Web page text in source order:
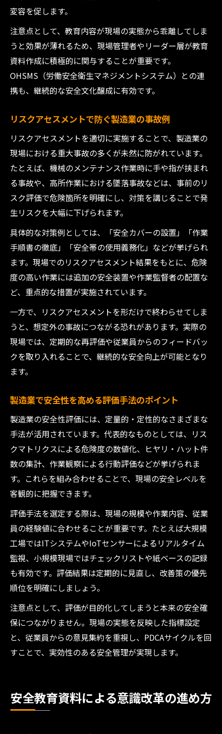
変容を促します。
注意点として、教育内容が現場の実態から乖離してしま
うと効果が薄れるため、現場管理者やリーダー層が教育
資料作成に積極的に関与することが重要です。
OHSMS（労働安全衛生マネジメントシステム）との連
携も、継続的な安全文化醸成に有効です。
リスクアセスメントで防ぐ製造業の事故例
リスクアセスメントを適切に実施することで、製造業の
現場における重大事故の多くが未然に防がれています。
たとえば、機械のメンテナンス作業時に手や指が挟まれ
る事故や、高所作業における墜落事故などは、事前のリ
スク評価で危険箇所を明確にし、対策を講じることで発
生リスクを大幅に下げられます。
具体的な対策例としては、「安全カバーの設置」「作業
手順書の徹底」「安全帯の使用義務化」などが挙げられ
ます。現場でのリスクアセスメント結果をもとに、危険
度の高い作業には追加の安全装置や作業監督者の配置な
ど、重点的な措置が実施されています。
一方で、リスクアセスメントを形だけで終わらせてしま
うと、想定外の事故につながる恐れがあります。実際の
現場では、定期的な再評価や従業員からのフィードバッ
クを取り入れることで、継続的な安全向上が可能となり
ます。
製造業で安全性を高める評価手法のポイント
製造業の安全性評価には、定量的・定性的なさまざまな
手法が活用されています。代表的なものとしては、リス
クマトリクスによる危険度の数値化、ヒヤリ・ハット件
数の集計、作業観察による行動評価などが挙げられま
す。これらを組み合わせることで、現場の安全レベルを
客観的に把握できます。
評価手法を選定する際は、現場の規模や作業内容、従業
員の経験値に合わせることが重要です。たとえば大規模
工場ではITシステムやIoTセンサーによるリアルタイム
監視、小規模現場ではチェックリストや紙ベースの記録
も有効です。評価結果は定期的に見直し、改善策の優先
順位を明確にしましょう。
注意点として、評価が目的化してしまうと本来の安全確
保につながりません。現場の実態を反映した指標設定
と、従業員からの意見集約を重視し、PDCAサイクルを回
すことで、実効性のある安全管理が実現します。
安全教育資料による意識改革の進め方